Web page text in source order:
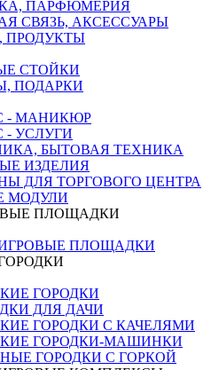
ПАРФЮМЕРИЯ
СВЯЗЬ, АКСЕССУАРЫ
ПРОДУКТЫ
СТОЙКИ
ПОДАРКИ
- МАНИКЮР
- УСЛУГИ
БЫТОВАЯ ТЕХНИКА
ИЗДЕЛИЯ
ДЛЯ ТОРГОВОГО ЦЕНТРА
МОДУЛИ
ПЛОЩАДКИ
ПЛОЩАДКИ
ГОРОДКИ
ДЛЯ ДАЧИ
ГОРОДКИ С КАЧЕЛЯМИ
ГОРОДКИ-МАШИНКИ
ГОРОДКИ С ГОРКОЙ